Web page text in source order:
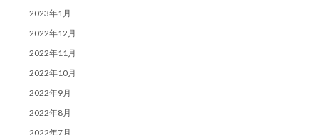
2023年1月
2022年12月
2022年11月
2022年10月
2022年9月
2022年8月
2022年7月